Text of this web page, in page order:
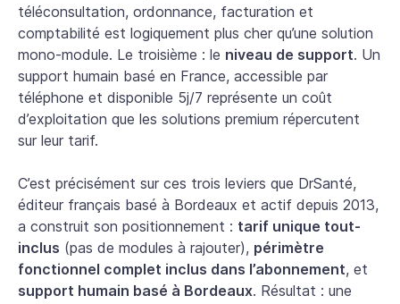
téléconsultation, ordonnance, facturation et
comptabilité est logiquement plus cher qu’une solution
mono-module. Le troisième : le niveau de support. Un
support humain basé en France, accessible par
téléphone et disponible 5j/7 représente un coût
d’exploitation que les solutions premium répercutent
sur leur tarif.
C’est précisément sur ces trois leviers que DrSanté,
éditeur français basé à Bordeaux et actif depuis 2013,
a construit son positionnement : tarif unique tout-
inclus (pas de modules à rajouter), périmètre
fonctionnel complet inclus dans l’abonnement, et
support humain basé à Bordeaux. Résultat : une